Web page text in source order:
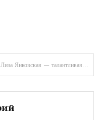
Лиза Янковская — талантливая и уникальная личность мира моды и искусства — биография, достижения и увлекательные факты из жизни